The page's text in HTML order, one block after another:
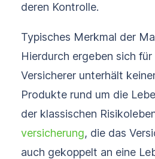
deren Kontrolle.
Typisches Merkmal der
Hierdurch ergeben sich
Versicherer unterhält
Produkte rund um die
der klassischen
versicherung, die das
auch gekoppelt an eine